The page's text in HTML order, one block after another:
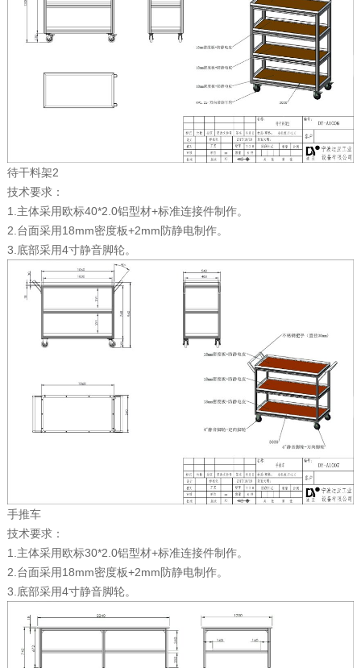
待干料架2
技术要求：
1.主体采用欧标40*2.0铝型材+标准连接件制作。
2.台面采用18mm密度板+2mm防静电制作。
3.底部采用4寸静音脚轮。
手推车
技术要求：
1.主体采用欧标30*2.0铝型材+标准连接件制作。
2.台面采用18mm密度板+2mm防静电制作。
3.底部采用4寸静音脚轮。